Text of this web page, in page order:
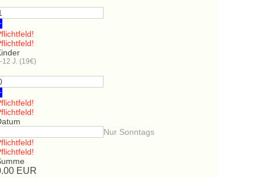
12 J. (19€)
Nur Sonntags
EUR